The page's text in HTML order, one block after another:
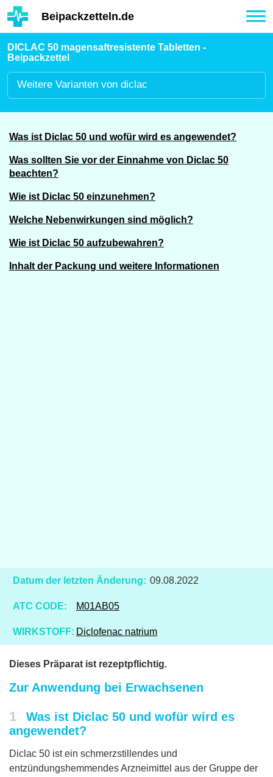
Hauptinhalt
Beipackzetteln.de
DICLAC 50 magensaftresistente Tabletten -
Beipackzettel
Weitere Varianten von diclac
Was ist Diclac 50 und wofür wird es angewendet?
Was sollten Sie vor der Einnahme von Diclac 50
beachten?
Wie ist Diclac 50 einzunehmen?
Welche Nebenwirkungen sind möglich?
Wie ist Diclac 50 aufzubewahren?
Inhalt der Packung und weitere Informationen
Datum der letzten Änderung: 09.08.2022
ATC CODE: M01AB05
WIRKSTOFF: Diclofenac natrium
Dieses Präparat ist rezeptpflichtig.
Zur Anwendung bei Erwachsenen
1
Was ist Diclac 50 und wofür wird es
angewendet?
Diclac 50 ist ein schmerzstillendes und
entzündungshemmendes Arzneimittel aus der Gruppe der